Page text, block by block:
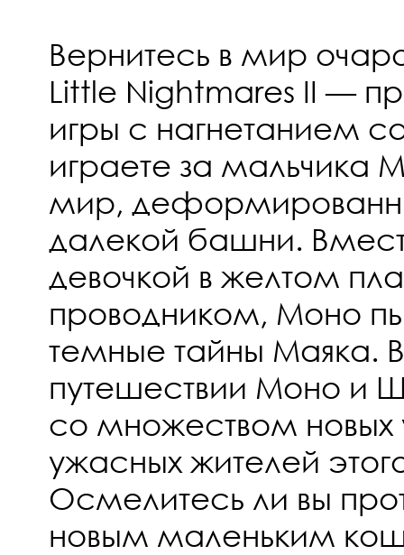
Вернитесь в мир
Little Nightmares II —
игры с нагнетанием
играете за мальчика
мир,
далекой башни.
девочкой в желтом
проводником, Моно
темные тайны Маяка.
путешествии Моно и
со множеством новых
ужасных жителей
Осмелитесь ли вы
новым маленьким